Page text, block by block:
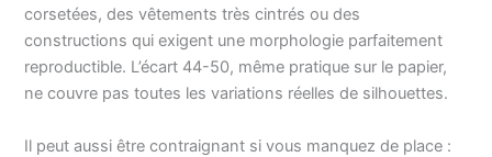
corsetées, des vêtements très cintrés ou des
constructions qui exigent une morphologie parfaitement
reproductible. L’écart 44-50, même pratique sur le papier,
ne couvre pas toutes les variations réelles de silhouettes.
Il peut aussi être contraignant si vous manquez de place :